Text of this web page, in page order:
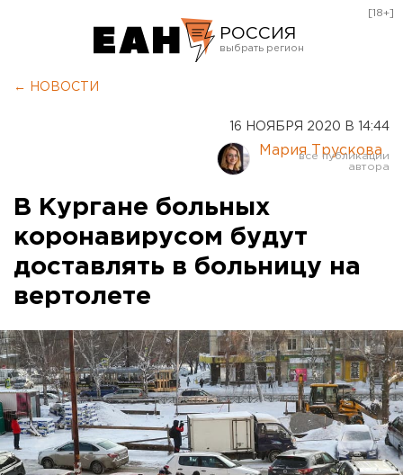
РОССИЯ
Курган
Оренбург
[18+]
← НОВОСТИ
16 НОЯБРЯ 2020 В 14:44
Мария Трускова
В Кургане больных
коронавирусом будут
доставлять в больницу на
вертолете